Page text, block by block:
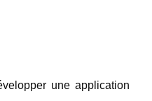
une application